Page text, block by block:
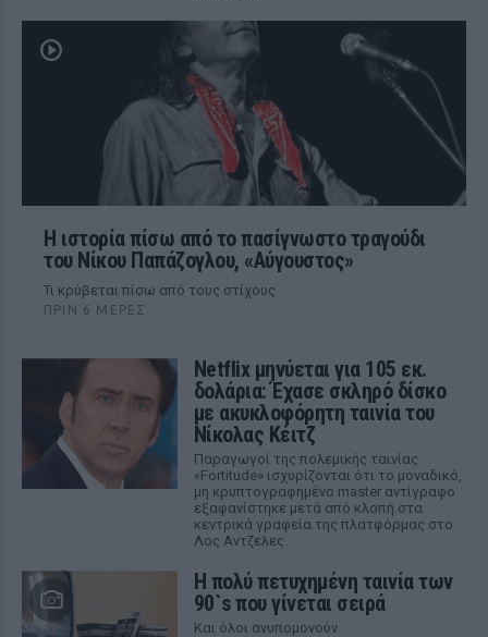
Η ιστορία πίσω από το πασίγνωστο τραγούδι
του Νίκου Παπάζογλου, «Αύγουστος»
Τι κρύβεται πίσω από τους στίχους
ΠΡΙΝ 6 ΜΈΡΕΣ
Netflix μηνύεται για 105 εκ.
δολάρια: Έχασε σκληρό δίσκο
με ακυκλοφόρητη ταινία του
Νίκολας Κέιτζ
Παραγωγοί της πολεμικής ταινίας
«Fortitude» ισχυρίζονται ότι το μοναδικό,
μη κρυπτογραφημένο master αντίγραφο
εξαφανίστηκε μετά από κλοπή στα
κεντρικά γραφεία της πλατφόρμας στο
Λος Αντζελες.
Η πολύ πετυχημένη ταινία των
90`s που γίνεται σειρά
Και όλοι ανυπομονούν